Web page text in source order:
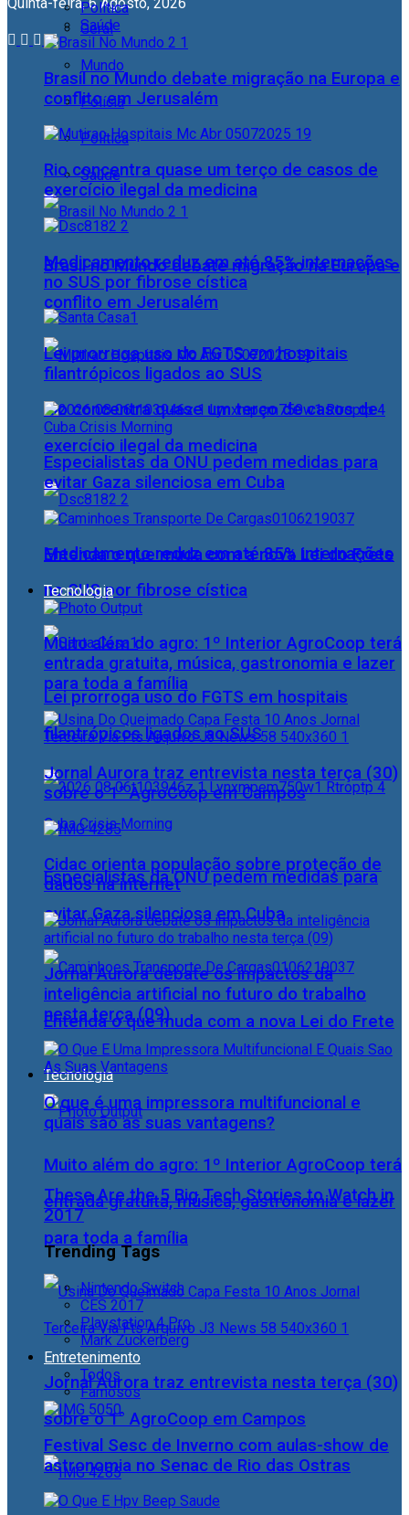
Geral
Mundo
Polícia
Política
Saúde
Brasil no Mundo debate migração na Europa e
conflito em Jerusalém
Rio concentra quase um terço de casos de
exercício ilegal da medicina
Medicamento reduz em até 85% internações
no SUS por fibrose cística
Lei prorroga uso do FGTS em hospitais
filantrópicos ligados ao SUS
Especialistas da ONU pedem medidas para
evitar Gaza silenciosa em Cuba
Entenda o que muda com a nova Lei do Frete
Tecnologia
Muito além do agro: 1º Interior AgroCoop terá
entrada gratuita, música, gastronomia e lazer
para toda a família
Jornal Aurora traz entrevista nesta terça (30)
sobre o 1° AgroCoop em Campos
Política
Saúde
Brasil no Mundo debate migração na Europa e
conflito em Jerusalém
Rio concentra quase um terço de casos de
exercício ilegal da medicina
Medicamento reduz em até 85% internações
no SUS por fibrose cística
Lei prorroga uso do FGTS em hospitais
filantrópicos ligados ao SUS
Especialistas da ONU pedem medidas para
evitar Gaza silenciosa em Cuba
Entenda o que muda com a nova Lei do Frete
Tecnologia
Muito além do agro: 1º Interior AgroCoop terá
entrada gratuita, música, gastronomia e lazer
para toda a família
Jornal Aurora traz entrevista nesta terça (30)
sobre o 1° AgroCoop em Campos
Cidac orienta população sobre proteção de
dados na internet
Jornal Aurora debate os impactos da
inteligência artificial no futuro do trabalho
nesta terça (09)
O que é uma impressora multifuncional e
quais são as suas vantagens?
These Are the 5 Big Tech Stories to Watch in
2017
Trending Tags
Nintendo Switch
CES 2017
Playstation 4 Pro
Mark Zuckerberg
Entretenimento
Todos
Famosos
Festival Sesc de Inverno com aulas-show de
astronomia no Senac de Rio das Ostras